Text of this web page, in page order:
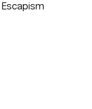
Escapism